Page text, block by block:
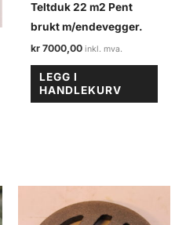
Teltduk 22 m2 Pent
brukt m/endevegger.
kr 7000,00
LEGG I
HANDLEKURV